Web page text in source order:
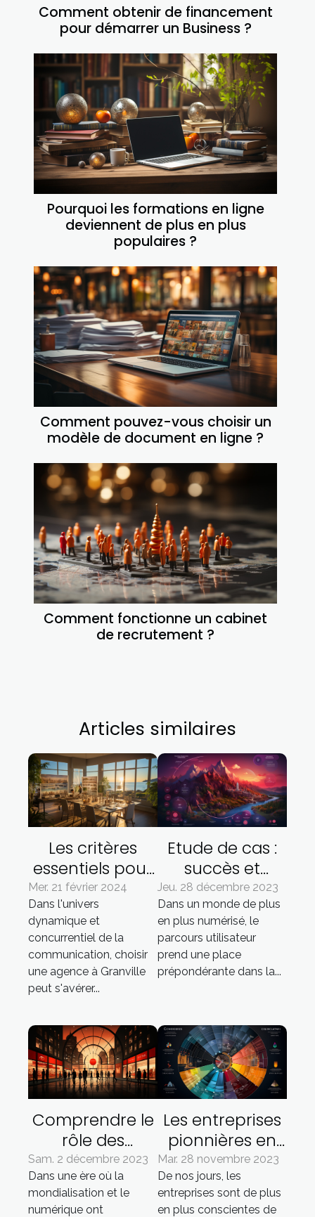
Comment obtenir de financement
pour démarrer un Business ?
Pourquoi les formations en ligne
deviennent de plus en plus
populaires ?
Comment pouvez-vous choisir un
modèle de document en ligne ?
Comment fonctionne un cabinet
de recrutement ?
Articles similaires
Les critères
essentiels pour
choisir une
agence de
communication
à Granville
Mer. 21 février 2024
Dans l'univers
dynamique et
concurrentiel de la
communication, choisir
une agence à Granville
peut s'avérer...
Etude de cas :
succès et
échecs dans la
mise en œuvre
du parcours
utilisateur
Jeu. 28 décembre 2023
Dans un monde de plus
en plus numérisé, le
parcours utilisateur
prend une place
prépondérante dans la...
Comprendre le
rôle des
marques dans
la société
contemporaine
Sam. 2 décembre 2023
Dans une ère où la
mondialisation et le
numérique ont
Les entreprises
pionnières en
matière de
responsabilité
sociale
Mar. 28 novembre 2023
De nos jours, les
entreprises sont de plus
en plus conscientes de